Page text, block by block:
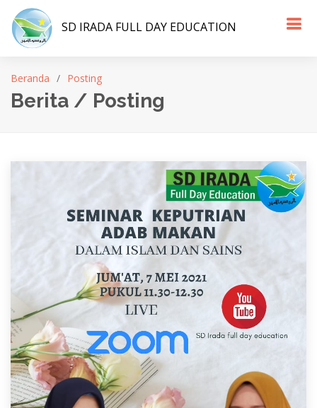
SD IRADA FULL DAY EDUCATION
Beranda Posting
Berita / Posting